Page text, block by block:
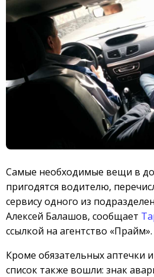
Самые необходимые вещи в
пригодятся водителю,
сервису одного из
Алексей Балашов, сообщает
ссылкой на агентство «Прайм».
Кроме обязательных аптечки
список также вошли: знак